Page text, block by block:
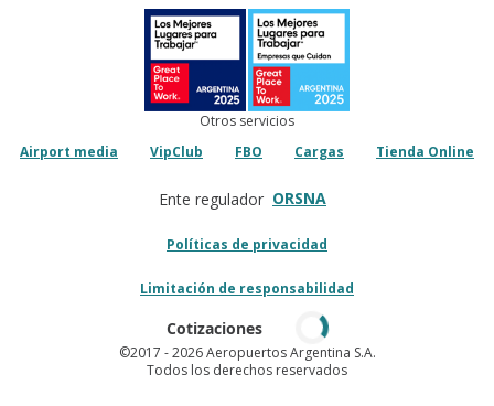
Otros servicios
Airport media
VipClub FBO Cargas Tienda Online
Ente regulador ORSNA
Políticas de privacidad
Limitación de responsabilidad
Cotizaciones
©2017 - 2026 Aeropuertos Argentina S.A.
Todos los derechos reservados